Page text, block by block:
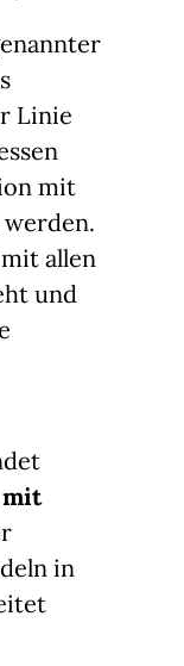
Linie
mit
allen
und
mit
in